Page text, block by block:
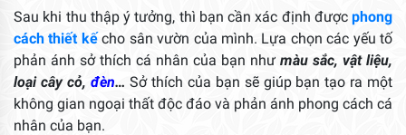
Sau khi thu thập ý tưởng, thì bạn cần xác định được phong
cách thiết kếcho sân vườn của mình. Lựa chọn các yếu tố
phản ánh sở thích cá nhân của bạn như màu sắc, vật liệu,
loại cây cỏ, đèn… Sở thích của bạn sẽ giúp bạn tạo ra một
không gian ngoại thất độc đáo và phản ánh phong cách cá
nhân của bạn.